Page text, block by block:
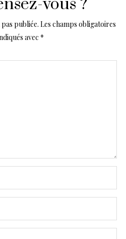
vous ?
publiée. Les champs obligatoires
avec *